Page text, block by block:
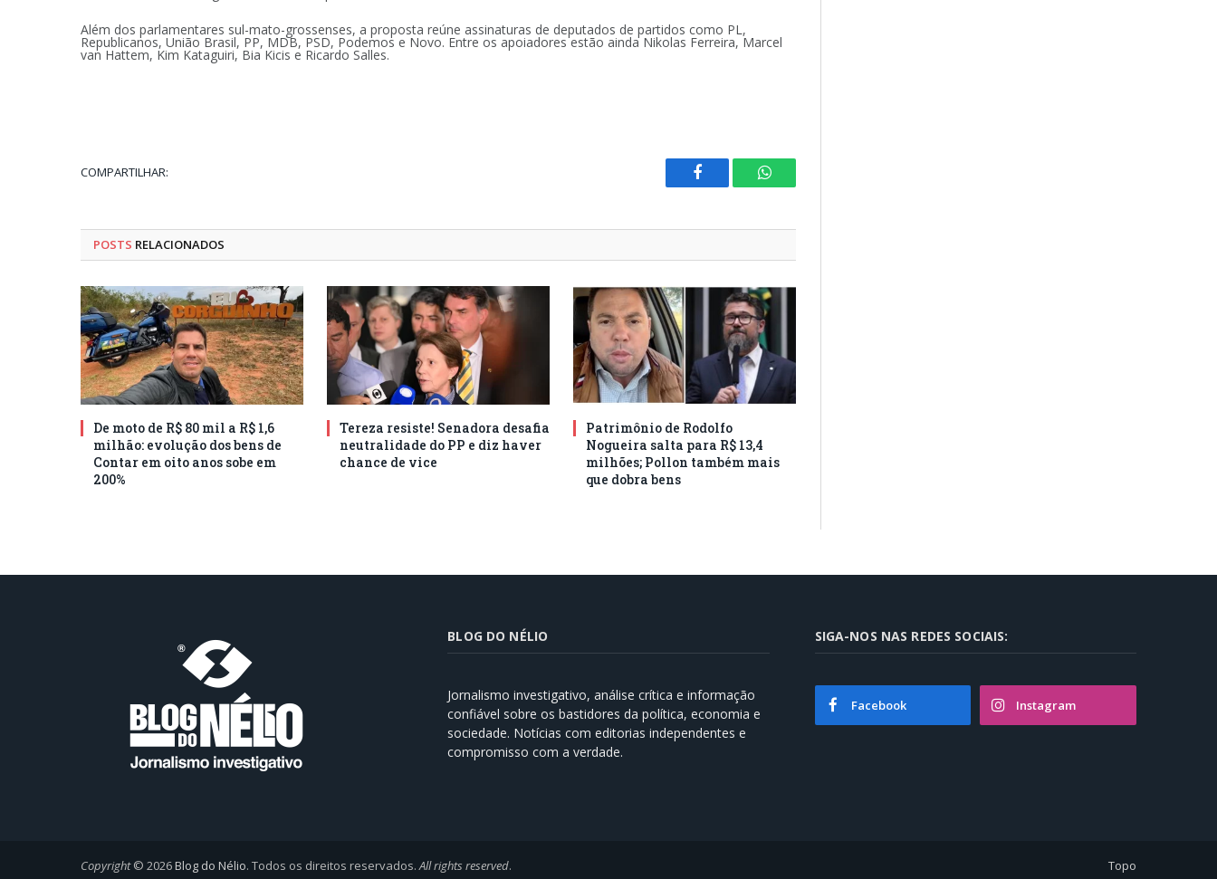
Além dos parlamentares sul-mato-grossenses, a proposta reúne assinaturas de deputados de partidos como PL,
Republicanos, União Brasil, PP, MDB, PSD, Podemos e Novo. Entre os apoiadores estão ainda Nikolas Ferreira, Marcel
van Hattem, Kim Kataguiri, Bia Kicis e Ricardo Salles.
COMPARTILHAR:
Facebook WhatsApp
POSTS RELACIONADOS
De moto de R$ 80 mil a R$ 1,6
milhão: evolução dos bens de
Contar em oito anos sobe em
200%
Tereza resiste! Senadora desafia
neutralidade do PP e diz haver
chance de vice
Patrimônio de Rodolfo
Nogueira salta para R$ 13,4
milhões; Pollon também mais
que dobra bens
BLOG DO NÉLIO
Jornalismo investigativo, análise crítica e informação
confiável sobre os bastidores da política, economia e
sociedade. Notícias com editorias independentes e
compromisso com a verdade.
SIGA-NOS NAS REDES SOCIAIS:
Facebook Instagram
Copyright© 2026Blog do Nélio. Todos os direitos reservados. All rights reserved. Topo